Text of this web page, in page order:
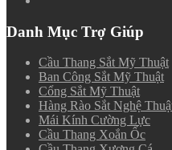
Danh Mục Trợ Giúp
Cầu Thang Sắt Mỹ Thuật
Ban Công Sắt Mỹ Thuật
Cổng Sắt Mỹ Thuật
Hàng Rào Sắt Nghệ
Mái Kính Cường Lực
Cầu Thang Xoắn Ốc